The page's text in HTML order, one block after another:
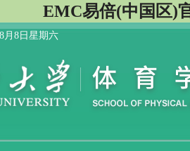
EMC易倍(中国区)
月8日星期六